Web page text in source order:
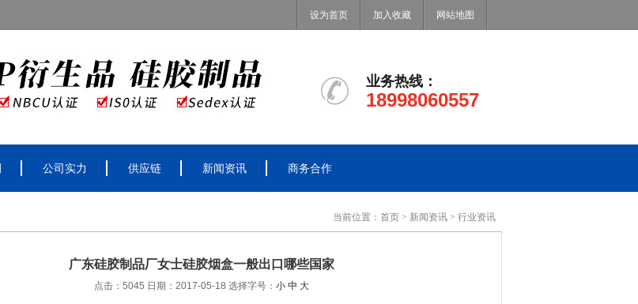
设为首页 加入收藏 网站地图
业务热线：
18998060557
公司实力 供应链 新闻资讯 商务合作
当前位置： 首页 > 新闻资讯 > 行业资讯
广东硅胶制品厂女士硅胶烟盒一般出口哪些国家
点击：5045 日期：2017-05-18 选择字号： 小 中 大